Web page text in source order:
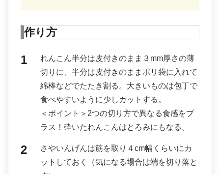
作り方
れんこん半分は皮付きのまま３mm厚さの薄
切りに、半分は皮付きのままポリ袋に入れて
綿棒などでたたき割る。大きいものは包丁で
食べやすいように少しカットする。
＜ポイント＞2つの切り方で異なる食感をプ
ラス！砕いたれんこんはとろみにもなる。
さやいんげんは筋を取り４cm幅くらいにカ
ットしておく（気になる場合は端を切り落と